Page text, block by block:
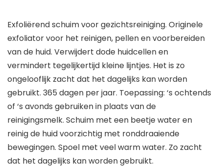
Exfoliërend schuim voor gezichtsreiniging. Originele
exfoliator voor het reinigen, pellen en voorbereiden
van de huid. Verwijdert dode huidcellen en
vermindert tegelijkertijd kleine lijntjes. Het is zo
ongelooflijk zacht dat het dagelijks kan worden
gebruikt. 365 dagen per jaar. Toepassing: ‘s ochtends
of ‘s avonds gebruiken in plaats van de
reinigingsmelk. Schuim met een beetje water en
reinig de huid voorzichtig met ronddraaiende
bewegingen. Spoel met veel warm water. Zo zacht
dat het dagelijks kan worden gebruikt.